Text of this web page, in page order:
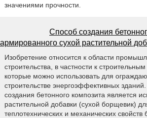
значениями прочности.
Способ создания
армированного сухой растительной
Изобретение относится к области
строительства, в частности к
которые можно использовать для
строительстве энергоэффективных
создания бетонного композита является
растительной добавки (сухой борщевик)
теплотехнических и механических свойств